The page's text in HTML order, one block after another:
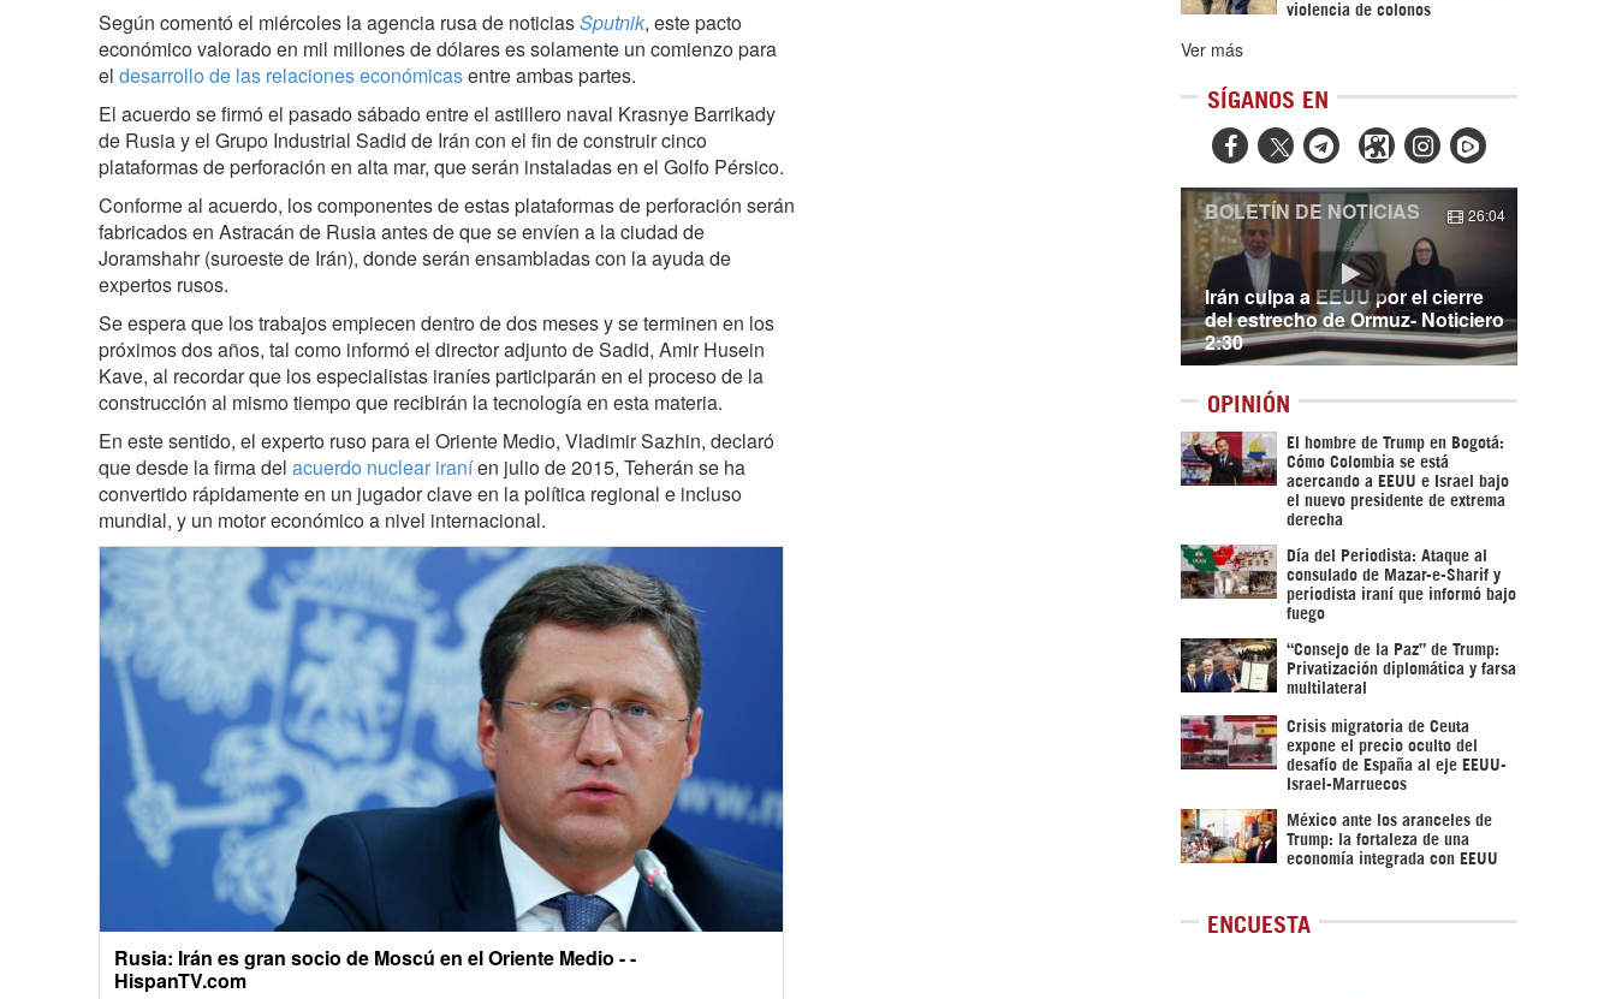
Según comentó el miércoles la agencia rusa de noticiasSputnik, este pacto
económico valorado en mil millones de dólares es solamente un comienzo para
el desarrollo de las relaciones económicasentre ambas partes.
El acuerdo se firmó el pasado sábado entre el astillero naval Krasnye Barrikady
de Rusia y el Grupo Industrial Sadid de Irán con el fin de construir cinco
plataformas de perforación en alta mar, que serán instaladas en el Golfo Pérsico.
Conforme al acuerdo, los componentes de estas plataformas de perforación serán
fabricados en Astracán de Rusia antes de que se envíen a la ciudad de
Joramshahr (suroeste de Irán), donde serán ensambladas con la ayuda de
expertos rusos.
Se espera que los trabajos empiecen dentro de dos meses y se terminen en los
próximos dos años, tal como informó el director adjunto de Sadid, Amir Husein
Kave, al recordar que los especialistas iraníes participarán en el proceso de la
construcción al mismo tiempo que recibirán la tecnología en esta materia.
En este sentido, el experto ruso para el Oriente Medio, Vladimir Sazhin, declaró
que desde la firma del acuerdo nuclear iraníen julio de 2015, Teherán se ha
convertido rápidamente en un jugador clave en la política regional e incluso
mundial, y un motor económico a nivel internacional.
Rusia: Irán es gran socio de Moscú en el Oriente Medio - -
HispanTV.com
violencia de colonos
Ver más
SÍGANOS EN
  
Irán culpa a EEUU por el cierre
del estrecho de Ormuz- Noticiero
2:30
BOLETÍN DE NOTICIAS 26:04
OPINIÓN
El hombre de Trump en Bogotá:
Cómo Colombia se está
acercando a EEUU e Israel bajo
el nuevo presidente de extrema
derecha
Día del Periodista: Ataque al
consulado de Mazar-e-Sharif y
periodista iraní que informó bajo
fuego
“Consejo de la Paz” de Trump:
Privatización diplomática y farsa
multilateral
Crisis migratoria de Ceuta
expone el precio oculto del
desafío de España al eje EEUU-
Israel-Marruecos
México ante los aranceles de
Trump: la fortaleza de una
economía integrada con EEUU
ENCUESTA